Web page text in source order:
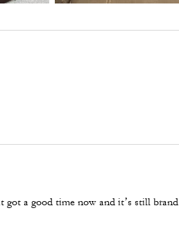
got a good time now and it’s still brand